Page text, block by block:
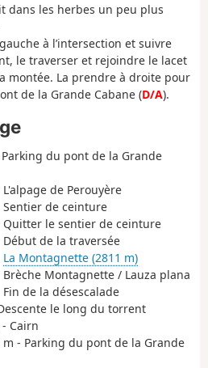
dans les herbes un peu plus
à l’intersection et suivre
le traverser et rejoindre le lacet
montée. La prendre à droite pour
de la Grande Cabane (D/A).
du pont de la Grande
de Perouyère
Sentier de ceinture
Quitter le sentier de ceinture
Début de la traversée
La Montagnette (2811 m)
Brèche Montagnette / Lauza plana
de la désescalade
le long du torrent
Cairn
m - Parking du pont de la Grande